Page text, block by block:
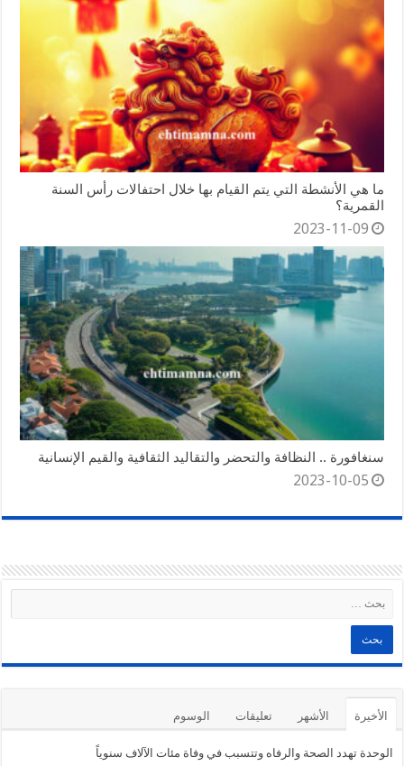
ما هي الأنشطة التي يتم القيام بها خلال احتفالات رأس السنة
القمرية؟
2023-11-09
سنغافورة .. النظافة والتحضر والتقاليد الثقافية والقيم الإنسانية
2023-10-05
الأخيرة الأشهر تعليقات الوسوم
الوحدة تهدد الصحة والرفاه وتتسبب في وفاة مئات الآلاف سنوياً